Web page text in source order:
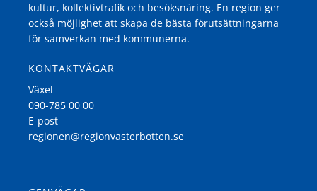
kultur, kollektivtrafik och besöksnäring. En region ger
också möjlighet att skapa de bästa förutsättningarna
för samverkan med kommunerna.
KONTAKTVÄGAR
Växel
090-785 00 00
E-post
regionen@regionvasterbotten.se